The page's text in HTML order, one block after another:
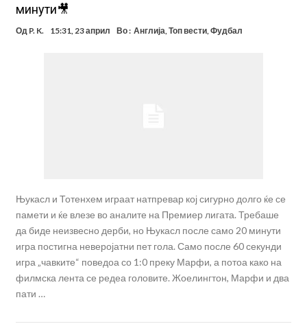
минути🎥
Од P. K. 15:31, 23 април Во : Англија,Топ вести,Фудбал
Њукасл и Тотенхем играат натпревар кој сигурно долго ќе се
памети и ќе влезе во аналите на Премиер лигата. Требаше
да биде неизвесно дерби, но Њукасл после само 20 минути
игра постигна неверојатни пет гола. Само после 60 секунди
игра „чавките“ поведоа со 1:0 преку Марфи, а потоа како на
филмска лента се редеа головите. Жоелингтон, Марфи и два
пати …